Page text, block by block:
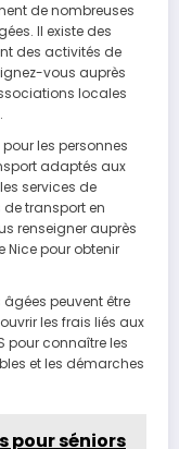
de nombreuses
Il existe des
des activités de
vous auprès
locales
les personnes
adaptés aux
services de
transport en
renseigner auprès
Nice pour obtenir
peuvent être
les frais liés aux
pour connaître les
et les démarches
pour séniors